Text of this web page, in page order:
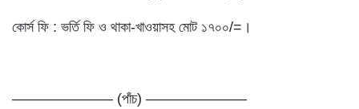
কোর্স ফি : ভর্তি ফি ও থাকা-খাওয়াসহ মোট ১৭০০/=।
——————— (পাঁচ) ———————